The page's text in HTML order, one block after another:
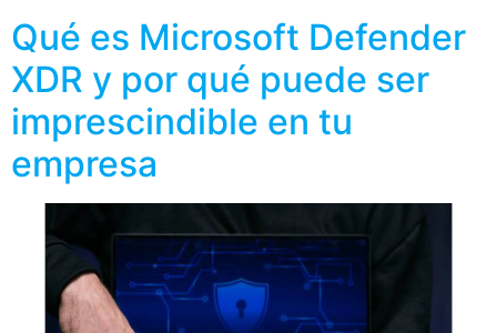
Qué es Microsoft Defender
XDR y por qué puede ser
imprescindible en tu
empresa